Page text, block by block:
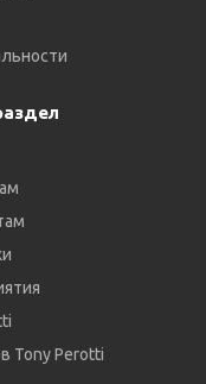
Tony Perotti